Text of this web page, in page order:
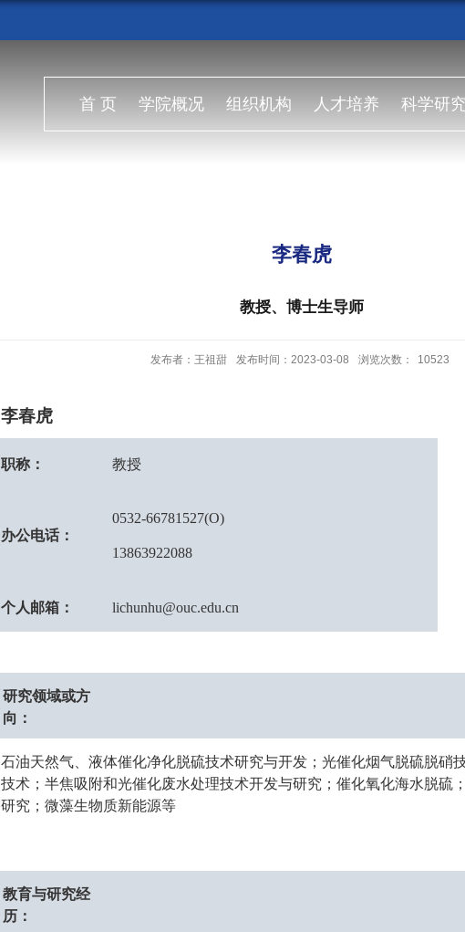
首 页 学院概况 组织机构 人才培养 科学研究
李春虎
教授、博士生导师
发布者：王祖甜 发布时间：2023-03-08 浏览次数： 10523
李春虎
职称： 教授
办公电话：
0532-66781527(O)
13863922088
个人邮箱： lichunhu@ouc.edu.cn
研究领域或方
向：
石油天然气、液体催化净化脱硫技术研究与开发；光催化烟气脱硫脱硝
技术；半焦吸附和光催化废水处理技术开发与研究；催化氧化海水脱硫
研究；微藻生物质新能源等
教育与研究经
历：